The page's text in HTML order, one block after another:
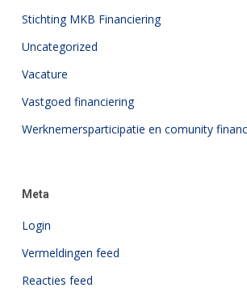
Stichting MKB Financiering
Uncategorized
Vacature
Vastgoed financiering
Werknemersparticipatie en comunity
Meta
Login
Vermeldingen feed
Reacties feed